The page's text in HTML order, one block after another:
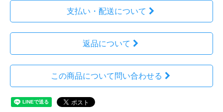
支払い・配送について
返品について
この商品について問い合わせる